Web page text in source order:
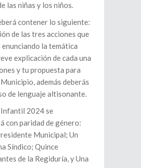
las niñas y los niños.
contener lo siguiente:
de las tres acciones que
la temática
explicación de cada una
y tu propuesta para
además deberás
de lenguaje altisonante.
Infantil 2024 se
con paridad de género:
Municipal; Un
Síndico; Quince
de la Regiduría, y Una